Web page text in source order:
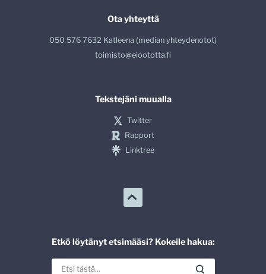
Ota yhteyttä
050 576 7632 Katleena (median yhteydenotot)
toimisto@eioototta.fi
Tekstejäni muualla
Twitter
Rapport
Linktree
Etkö löytänyt etsimääsi? Kokeile hakua: